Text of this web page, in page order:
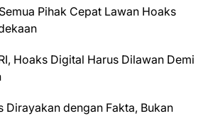
Pihak Cepat Lawan Hoaks
Hoaks Digital Harus Dilawan Demi
Dirayakan dengan Fakta, Bukan